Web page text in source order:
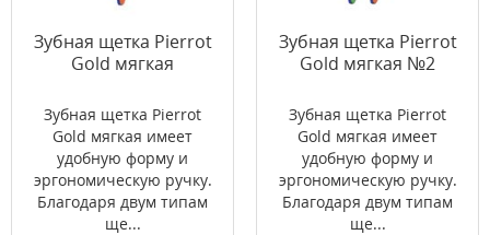
Зубная щетка Pierrot
Gold мягкая
Зубная щетка Pierrot
Gold мягкая имеет
удобную форму и
эргономическую ручку.
Благодаря двум типам
ще...
Зубная щетка Pierrot
Gold мягкая №2
Зубная щетка Pierrot
Gold мягкая имеет
удобную форму и
эргономическую ручку.
Благодаря двум типам
ще...